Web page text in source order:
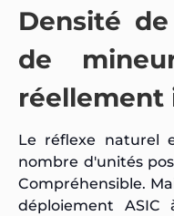
Densité
de
réellement
Le réflexe naturel
nombre d'unités
Compréhensible.
déploiement